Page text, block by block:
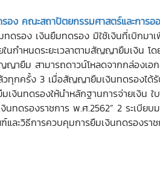
อง คณะสถาปัตยกรรมศาสตร์และการอ
ทดรอง เงินยืมทดรอง มิใช้เงินที่เบิกม
นกำหนดระยะเวลาตามสัญญายืมเงิน
ม สามารถดาวน์โหลดจากกล่องเอก
ครั้ง 3 เมื่อสัญญายืมเงินทดรองได้รั
งินทดรองให้นำหลักฐานการจ่ายเงิน
ดรองราชการ พ.ศ.2562” 2 ระเบียบ
ละวิธีการควบคุมการยืมเงินทดรองรา